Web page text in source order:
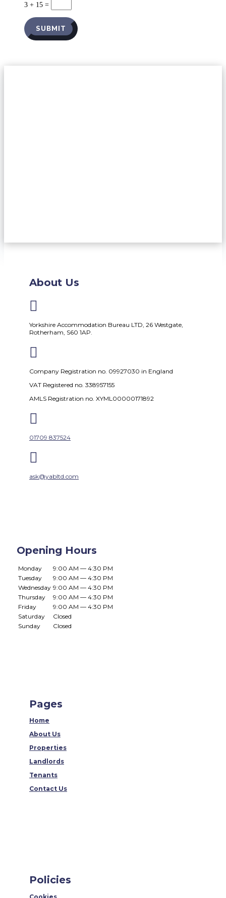
3 + 15 =
SUBMIT
About Us

Yorkshire Accommodation Bureau LTD, 26 Westgate,
Rotherham, S60 1AP.

Company Registration no. 09927030 in England
VAT Registered no. 338957155
AMLS Registration no. XYML00000171892

01709 837524

ask@yabltd.com
Opening Hours
Monday
9:00 AM — 4:30 PM
Tuesday
9:00 AM — 4:30 PM
Wednesday 9:00 AM — 4:30 PM
Thursday
9:00 AM — 4:30 PM
Friday
9:00 AM — 4:30 PM
Saturday
Closed
Sunday
Closed
Pages
Home
About Us
Properties
Landlords
Tenants
Contact Us
Policies